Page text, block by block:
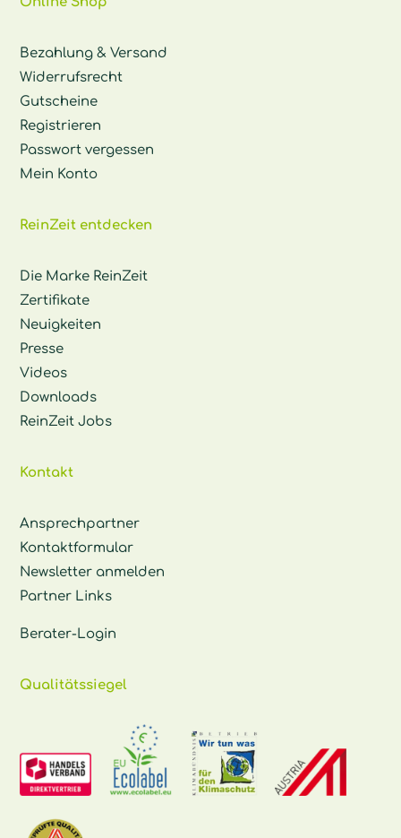
Bezahlung & Versand
Widerrufsrecht
Gutscheine
Registrieren
Passwort vergessen
Mein Konto
ReinZeit entdecken
Die Marke ReinZeit
Zertifikate
Neuigkeiten
Presse
Videos
Downloads
ReinZeit Jobs
Kontakt
Ansprechpartner
Kontaktformular
Newsletter anmelden
Partner Links
Berater-Login
Qualitätssiegel